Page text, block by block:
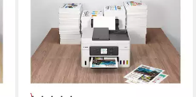
MAXIFY GX4050
Multifunktionsdrucker
600 x 1200 dpi Auflösung s/w Druck
1200 x 2400 dpi Auflösung Scan
Thermischer Tintenstrahl Druckverfahren